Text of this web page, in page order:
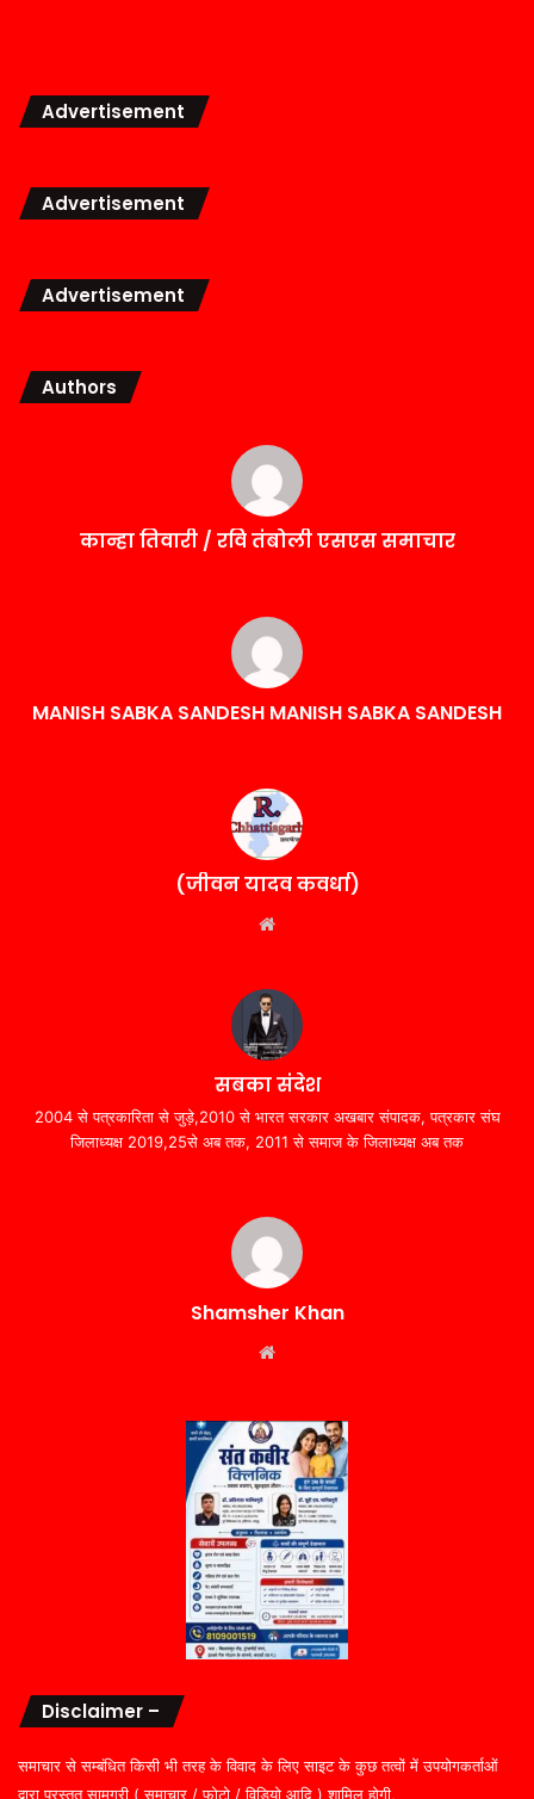
Advertisement
Advertisement
Advertisement
Authors
कान्हा तिवारी / रवि तंबोली एसएस समाचार
MANISH SABKA SANDESH MANISH SABKA SANDESH
(जीवन यादव कवर्धा)
सबका संदेश
2004 से पत्रकारिता से जुड़े,2010 से भारत सरकार अखबार संपादक, पत्रकार संघ
जिलाध्यक्ष 2019,25से अब तक, 2011 से समाज के जिलाध्यक्ष अब तक
Shamsher Khan
Disclaimer –
समाचार से सम्बंधित किसी भी तरह के विवाद के लिए साइट के कुछ तत्वों में उपयोगकर्ताओं
द्वारा प्रस्तुत सामग्री ( समाचार / फोटो / विडियो आदि ) शामिल होगी,